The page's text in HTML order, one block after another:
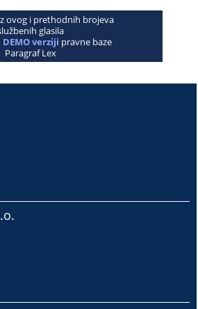
ovog i prethodnih brojeva
glasila
DEMO verziji pravne baze
Paragraf Lex